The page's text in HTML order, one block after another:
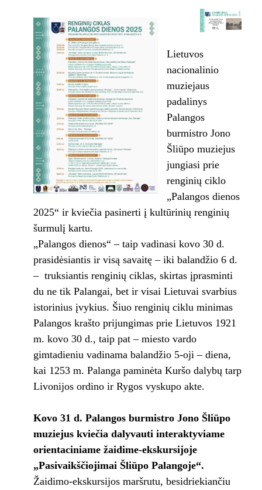
Lietuvos
nacionalinio
muziejaus
padalinys
Palangos
burmistro Jono
Šliūpo muziejus
jungiasi prie
renginių ciklo
„Palangos dienos
2025“ ir kviečia pasinerti į kultūrinių renginių
šurmulį kartu.
„Palangos dienos“ – taip vadinasi kovo 30 d.
prasidėsiantis ir visą savaitę – iki balandžio 6 d.
– truksiantis renginių ciklas, skirtas įprasminti
du ne tik Palangai, bet ir visai Lietuvai svarbius
istorinius įvykius. Šiuo renginių ciklu minimas
Palangos krašto prijungimas prie Lietuvos 1921
m. kovo 30 d., taip pat – miesto vardo
gimtadieniu vadinama balandžio 5-oji – diena,
kai 1253 m. Palanga paminėta Kuršo dalybų tarp
Livonijos ordino ir Rygos vyskupo akte.
Kovo 31 d. Palangos burmistro Jono Šliūpo
muziejus kviečia dalyvauti interaktyviame
orientaciniame žaidime-ekskursijoje
„Pasivaikščiojimai Šliūpo Palangoje“.
Žaidimo-ekskursijos maršrutu, besidriekiančiu